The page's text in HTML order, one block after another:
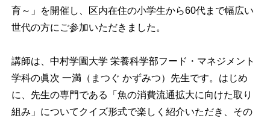
育～」を開催し、区内在住の小学生から60代まで幅広い
世代の方にご参加いただきました。
講師は、中村学園大学 栄養科学部フード・マネジメント
学科の眞次 一満（まつぐ かずみつ）先生です。はじめ
に、先生の専門である「魚の消費流通拡大に向けた取り
組み」についてクイズ形式で楽しく紹介いただき、その